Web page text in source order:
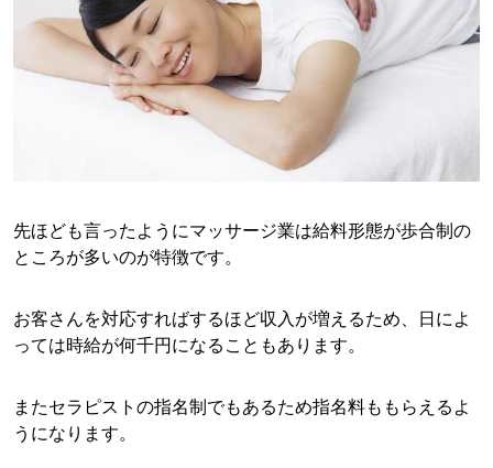
先ほども言ったようにマッサージ業は給料形態が歩合制の
ところが多いのが特徴です。
お客さんを対応すればするほど収入が増えるため、日によ
っては時給が何千円になることもあります。
またセラピストの指名制でもあるため指名料ももらえるよ
うになります。